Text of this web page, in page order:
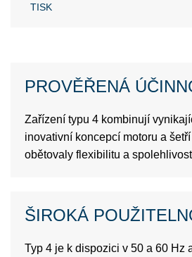
TISK
PROVĚŘENÁ
Zařízení typu 4 kombinují
inovativní koncepcí motoru a
obětovaly flexibilitu a
ŠIROKÁ
Typ 4 je k dispozici v 50 a 60 Hz